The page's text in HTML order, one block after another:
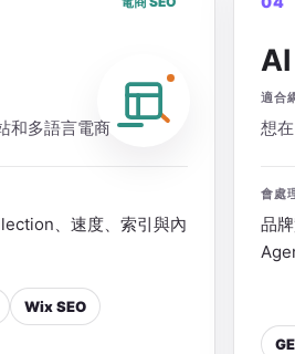
和多語言電商
、速度、索引與內
Wix SEO
適合
想
會處
品